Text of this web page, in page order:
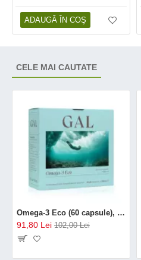
ADAUGĂ ÎN COŞ
CELE MAI CAUTATE
Omega-3 Eco (60 capsule), GAL
91,80 Lei 102,00 Lei